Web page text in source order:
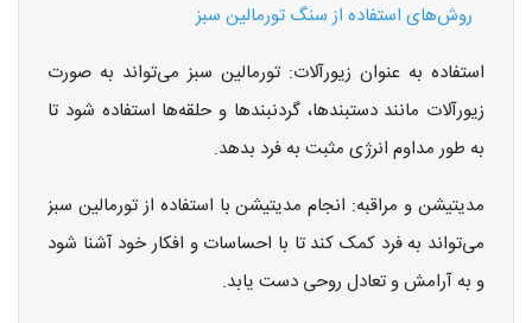
روش‌های استفاده از سنگ تورمالین سبز
استفاده به عنوان زیورآلات: تورمالین سبز می‌تواند به صورت
زیورآلات مانند دستبندها، گردنبندها و حلقه‌ها استفاده شود تا
به طور مداوم انرژی مثبت به فرد بدهد.
مدیتیشن و مراقبه: انجام مدیتیشن با استفاده از تورمالین سبز
می‌تواند به فرد کمک کند تا با احساسات و افکار خود آشنا شود
و به آرامش و تعادل روحی دست یابد.